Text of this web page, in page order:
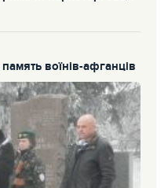
воїнів-афганців